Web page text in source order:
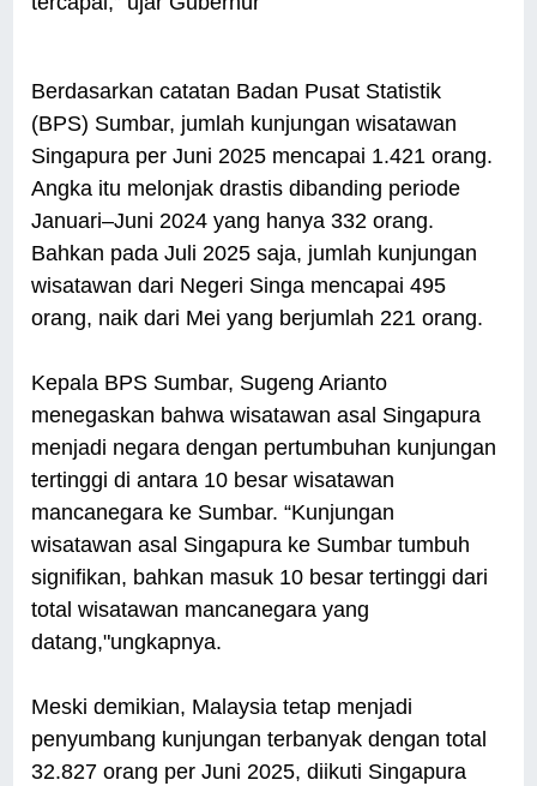
Berdasarkan catatan Badan Pusat Statistik
(BPS) Sumbar, jumlah kunjungan wisatawan
Singapura per Juni 2025 mencapai 1.421 orang.
Angka itu melonjak drastis dibanding periode
Januari–Juni 2024 yang hanya 332 orang.
Bahkan pada Juli 2025 saja, jumlah kunjungan
wisatawan dari Negeri Singa mencapai 495
orang, naik dari Mei yang berjumlah 221 orang.
Kepala BPS Sumbar, Sugeng Arianto
menegaskan bahwa wisatawan asal Singapura
menjadi negara dengan pertumbuhan kunjungan
tertinggi di antara 10 besar wisatawan
mancanegara ke Sumbar. “Kunjungan
wisatawan asal Singapura ke Sumbar tumbuh
signifikan, bahkan masuk 10 besar tertinggi dari
total wisatawan mancanegara yang
datang,"ungkapnya.
Meski demikian, Malaysia tetap menjadi
penyumbang kunjungan terbanyak dengan total
32.827 orang per Juni 2025, diikuti Singapura